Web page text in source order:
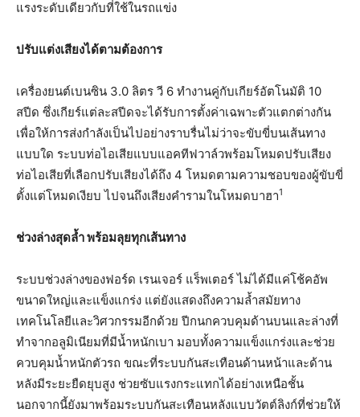
แรงระดับเดียวกับที่ใช้ในรถแข่ง
ปรับแต่งเสียงได้ตามต้องการ
เครื่องยนต์เบนซิน 3.0 ลิตร วี 6 ทำงานคู่กับเกียร์อัตโนมัติ 10
สปีด ซึ่งเกียร์แต่ละสปีดจะได้รับการตั้งค่าเฉพาะตัวแตกต่างกัน
เพื่อให้การส่งกำลังเป็นไปอย่างราบรื่นไม่ว่าจะขับขี่บนเส้นทาง
แบบใด ระบบท่อไอเสียแบบแอคทีฟวาล์วพร้อมโหมดปรับเสียง
ท่อไอเสียที่เลือกปรับเสียงได้ถึง 4 โหมดตามความชอบของผู้ขับขี่
ตั้งแต่โหมดเงียบ ไปจนถึงเสียงคำรามในโหมดบาฮา1
ช่วงล่างสุดล้ำ พร้อมลุยทุกเส้นทาง
ระบบช่วงล่างของฟอร์ด เรนเจอร์ แร็พเตอร์ ไม่ได้มีแค่โช้คอัพ
ขนาดใหญ่และแข็งแกร่ง แต่ยังแสดงถึงความล้ำสมัยทาง
เทคโนโลยีและวิศวกรรมอีกด้วย ปีกนกควบคุมด้านบนและล่างที่
ทำจากอลูมิเนียมที่มีน้ำหนักเบา มอบทั้งความแข็งแกร่งและช่วย
ควบคุมน้ำหนักตัวรถ ขณะที่ระบบกันสะเทือนด้านหน้าและด้าน
หลังมีระยะยืดยุบสูง ช่วยซับแรงกระแทกได้อย่างเหนือชั้น
นอกจากนี้ยังมาพร้อมระบบกันสะเทือนหลังแบบวัตต์ลิงก์ที่ช่วยให้